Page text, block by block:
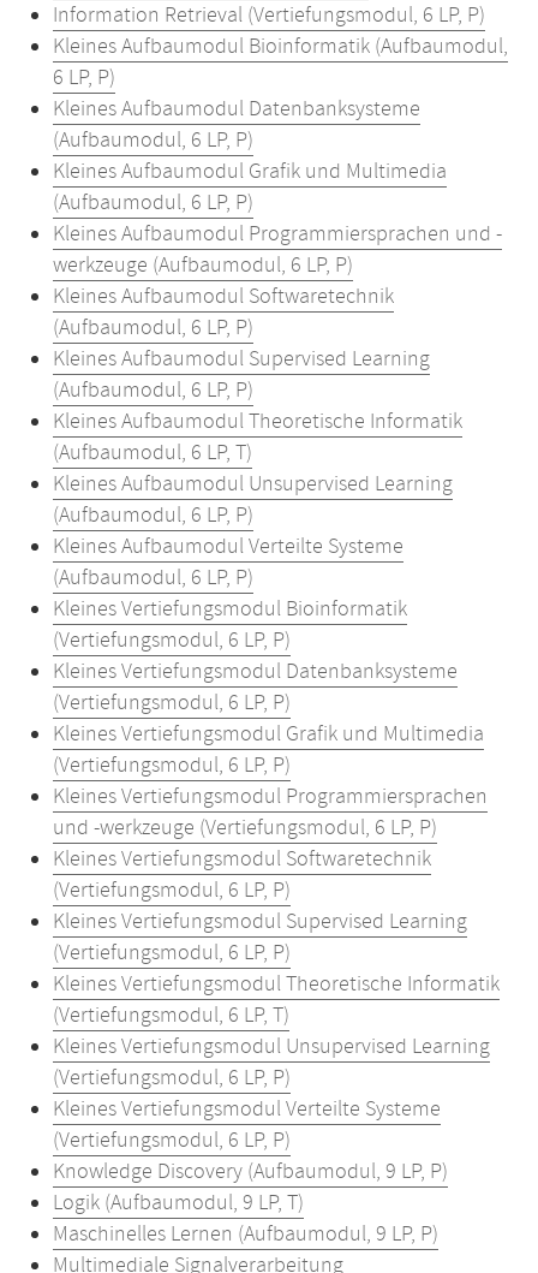
Information Retrieval (Vertiefungsmodul, 6 LP, P)
Kleines Aufbaumodul Bioinformatik (Aufbaumodul,
6 LP, P)
Kleines Aufbaumodul Datenbanksysteme
(Aufbaumodul, 6 LP, P)
Kleines Aufbaumodul Grafik und Multimedia
(Aufbaumodul, 6 LP, P)
Kleines Aufbaumodul Programmiersprachen und -
werkzeuge (Aufbaumodul, 6 LP, P)
Kleines Aufbaumodul Softwaretechnik
(Aufbaumodul, 6 LP, P)
Kleines Aufbaumodul Supervised Learning
(Aufbaumodul, 6 LP, P)
Kleines Aufbaumodul Theoretische Informatik
(Aufbaumodul, 6 LP, T)
Kleines Aufbaumodul Unsupervised Learning
(Aufbaumodul, 6 LP, P)
Kleines Aufbaumodul Verteilte Systeme
(Aufbaumodul, 6 LP, P)
Kleines Vertiefungsmodul Bioinformatik
(Vertiefungsmodul, 6 LP, P)
Kleines Vertiefungsmodul Datenbanksysteme
(Vertiefungsmodul, 6 LP, P)
Kleines Vertiefungsmodul Grafik und Multimedia
(Vertiefungsmodul, 6 LP, P)
Kleines Vertiefungsmodul Programmiersprachen
und -werkzeuge (Vertiefungsmodul, 6 LP, P)
Kleines Vertiefungsmodul Softwaretechnik
(Vertiefungsmodul, 6 LP, P)
Kleines Vertiefungsmodul Supervised Learning
(Vertiefungsmodul, 6 LP, P)
Kleines Vertiefungsmodul Theoretische Informatik
(Vertiefungsmodul, 6 LP, T)
Kleines Vertiefungsmodul Unsupervised Learning
(Vertiefungsmodul, 6 LP, P)
Kleines Vertiefungsmodul Verteilte Systeme
(Vertiefungsmodul, 6 LP, P)
Knowledge Discovery (Aufbaumodul, 9 LP, P)
Logik (Aufbaumodul, 9 LP, T)
Maschinelles Lernen (Aufbaumodul, 9 LP, P)
Multimediale Signalverarbeitung